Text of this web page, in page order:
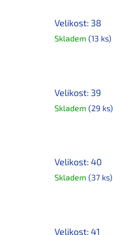
Velikost: 38
Skladem (13 ks)
Velikost: 39
Skladem (29 ks)
Velikost: 40
Skladem (37 ks)
Velikost: 41